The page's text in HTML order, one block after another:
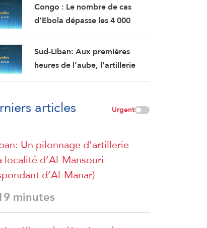
Congo : Le nombre de cas
d’Ebola dépasse les 4 000
début de l’épidémie
Sud-Liban: Aux premières
heures de l’aube, l’artillerie
les abords de la localité de
d’occupation ont mené une
explosion dans la localité de
Hadatha (Correspondant
articles Urgent
Un pilonnage d’artillerie
localité d’Al-Mansouri
d’Al-Manar)
minutes